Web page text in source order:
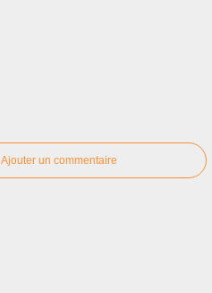
Ajouter un commentaire